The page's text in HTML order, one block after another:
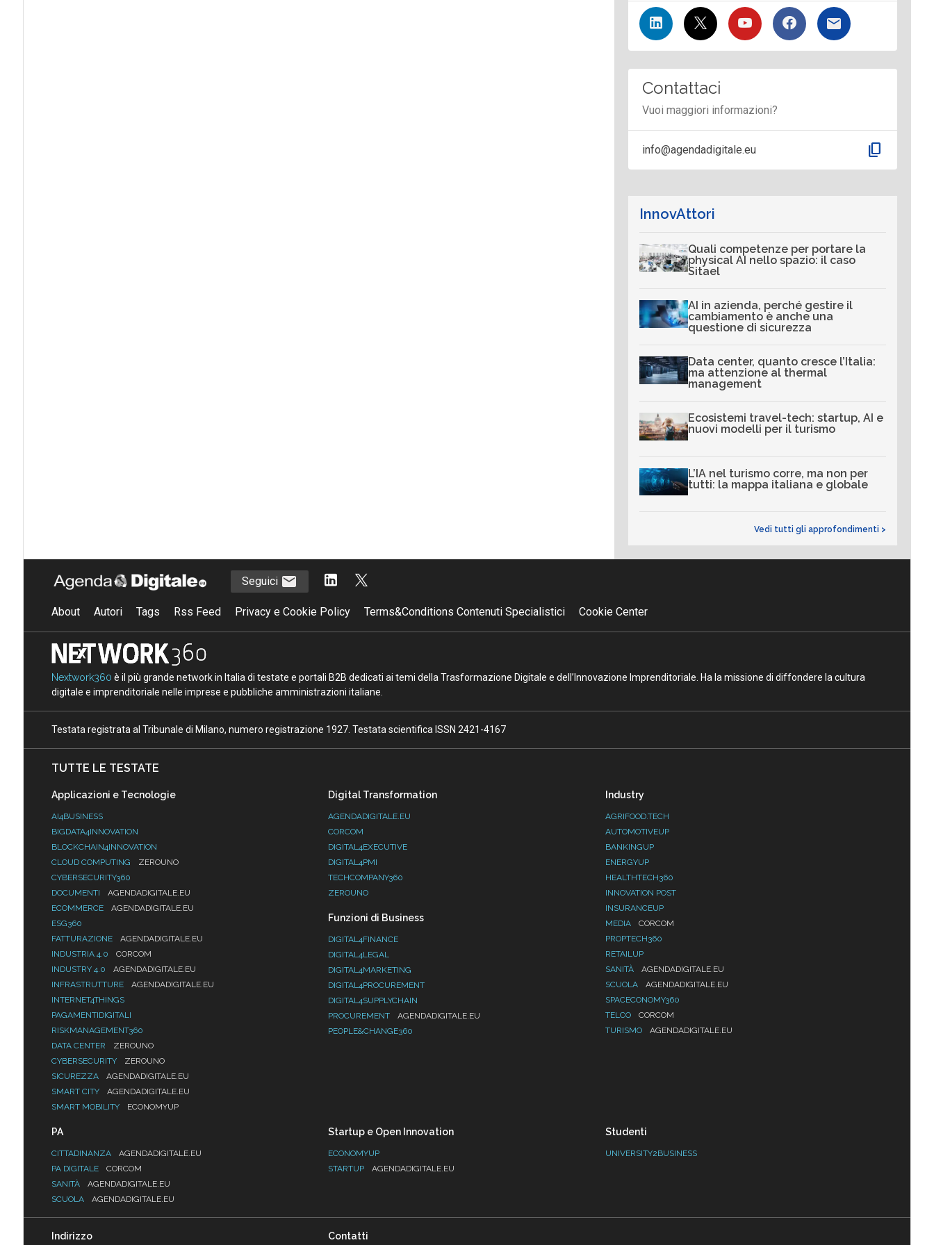
Contattaci
Vuoi maggiori informazioni?
info@agendadigitale.eu content_copy
InnovAttori
Quali competenze per portare la
physical AI nello spazio: il caso
Sitael
AI in azienda, perché gestire il
cambiamento è anche una
questione di sicurezza
Data center, quanto cresce l’Italia:
ma attenzione al thermal
management
Ecosistemi travel-tech: startup, AI e
nuovi modelli per il turismo
L’IA nel turismo corre, ma non per
tutti: la mappa italiana e globale
Vedi tutti gli approfondimenti >
Seguici
About Autori Tags Rss Feed Privacy e Cookie Policy Terms&Conditions Contenuti Specialistici Cookie Center
Nextwork360 è il più grande network in Italia di testate e portali B2B dedicati ai temi della Trasformazione Digitale e dell’Innovazione Imprenditoriale. Ha la missione di diffondere la cultura
digitale e imprenditoriale nelle imprese e pubbliche amministrazioni italiane.
Testata registrata al Tribunale di Milano, numero registrazione 1927. Testata scientifica ISSN 2421-4167
TUTTE LE TESTATE
Applicazioni e Tecnologie
AI4BUSINESS
BIGDATA4INNOVATION
BLOCKCHAIN4INNOVATION
CLOUD COMPUTING
ZEROUNO
CYBERSECURITY360
DOCUMENTI
AGENDADIGITALE.EU
ECOMMERCE
AGENDADIGITALE.EU
ESG360
FATTURAZIONE
AGENDADIGITALE.EU
INDUSTRIA 4.0
CORCOM
INDUSTRY 4.0
AGENDADIGITALE.EU
INFRASTRUTTURE
AGENDADIGITALE.EU
INTERNET4THINGS
PAGAMENTIDIGITALI
RISKMANAGEMENT360
DATA CENTER
ZEROUNO
CYBERSECURITY
ZEROUNO
SICUREZZA
AGENDADIGITALE.EU
SMART CITY
AGENDADIGITALE.EU
SMART MOBILITY
ECONOMYUP
Digital Transformation
AGENDADIGITALE.EU
CORCOM
DIGITAL4EXECUTIVE
DIGITAL4PMI
TECHCOMPANY360
ZEROUNO
Funzioni di Business
DIGITAL4FINANCE
DIGITAL4LEGAL
DIGITAL4MARKETING
DIGITAL4PROCUREMENT
DIGITAL4SUPPLYCHAIN
PROCUREMENT
AGENDADIGITALE.EU
PEOPLE&CHANGE360
Industry
AGRIFOOD.TECH
AUTOMOTIVEUP
BANKINGUP
ENERGYUP
HEALTHTECH360
INNOVATION POST
INSURANCEUP
MEDIA
CORCOM
PROPTECH360
RETAILUP
SANITÀ
AGENDADIGITALE.EU
SCUOLA
AGENDADIGITALE.EU
SPACECONOMY360
TELCO
CORCOM
TURISMO
AGENDADIGITALE.EU
PA
CITTADINANZA
AGENDADIGITALE.EU
PA DIGITALE
CORCOM
SANITÀ
AGENDADIGITALE.EU
SCUOLA
AGENDADIGITALE.EU
Startup e Open Innovation
ECONOMYUP
STARTUP
AGENDADIGITALE.EU
Studenti
UNIVERSITY2BUSINESS
Indirizzo Contatti